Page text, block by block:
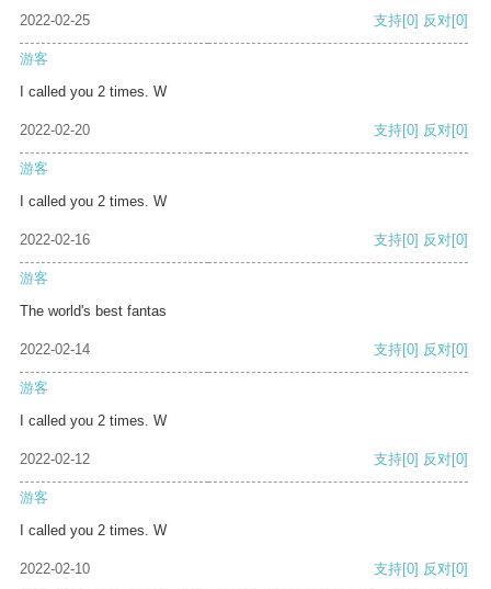
2022-02-25 支持[0] 反对[0]
游客
I called you 2 times. W
2022-02-20 支持[0] 反对[0]
游客
I called you 2 times. W
2022-02-16 支持[0] 反对[0]
游客
The world's best fantas
2022-02-14 支持[0] 反对[0]
游客
I called you 2 times. W
2022-02-12 支持[0] 反对[0]
游客
I called you 2 times. W
2022-02-10 支持[0] 反对[0]